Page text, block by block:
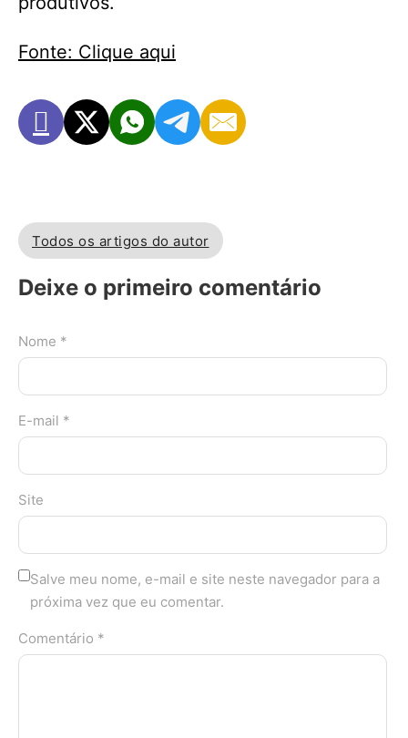
Fonte: Clique aqui
Todos os artigos do autor
Deixe o primeiro comentário
Nome *
E-mail *
Site
Salve meu nome, e-mail e site neste navegador para a
próxima vez que eu comentar.
Comentário *